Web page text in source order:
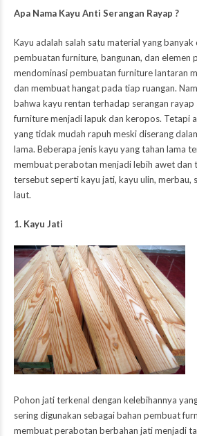
Apa Nama Kayu Anti Serangan Rayap ?
Kayu adalah salah satu material yang banyak
pembuatan furniture, bangunan, dan elemen
mendominasi pembuatan furniture lantaran
dan membuat hangat pada tiap ruangan.
bahwa kayu rentan terhadap serangan rayap
furniture menjadi lapuk dan keropos. Tetapi
yang tidak mudah rapuh meski diserang
lama. Beberapa jenis kayu yang tahan lama
membuat perabotan menjadi lebih awet dan
tersebut seperti kayu jati, kayu ulin, merbau,
laut.
1. Kayu Jati
Pohon jati terkenal dengan kelebihannya
sering digunakan sebagai bahan pembuat
membuat perabotan berbahan jati menjadi